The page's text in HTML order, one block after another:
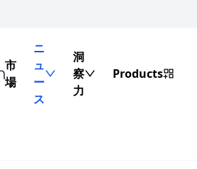
市
場
ニ
ュ
ー
ス
洞
察
力
Products